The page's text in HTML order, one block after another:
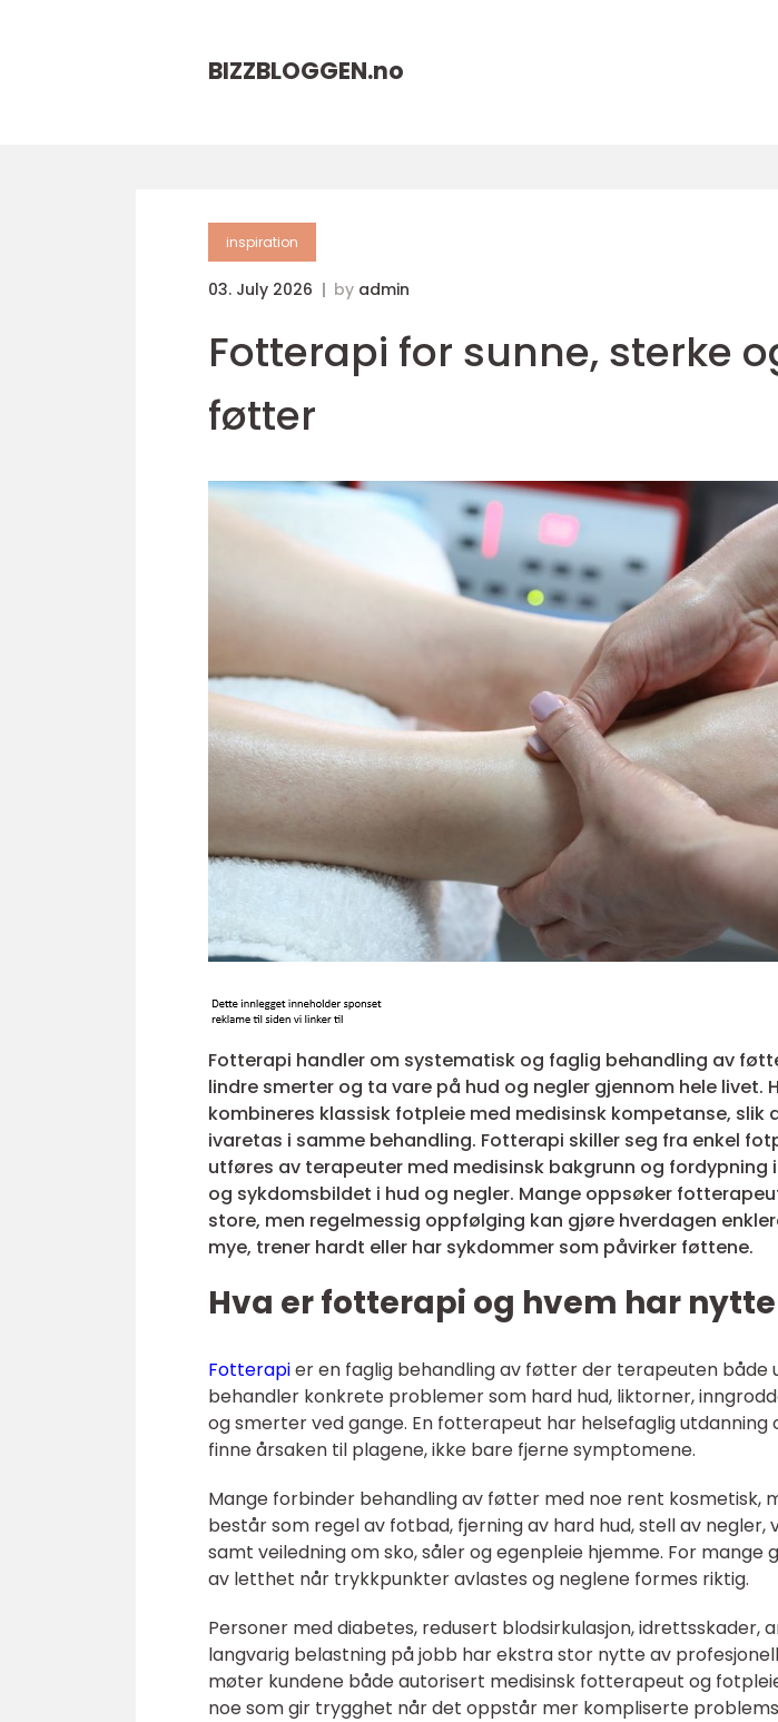
BIZZBLOGGEN.no
inspiration
03. July 2026 by admin
Fotterapi for sunne, sterke
føtter
Fotterapi handler om systematisk og faglig behandling av
lindre smerter og ta vare på hud og negler gjennom hele livet.
kombineres klassisk fotpleie med medisinsk kompetanse, slik
ivaretas i samme behandling. Fotterapi skiller seg fra enkel
utføres av terapeuter med medisinsk bakgrunn og
og sykdomsbildet i hud og negler. Mange oppsøker
store, men regelmessig oppfølging kan gjøre hverdagen
mye, trener hardt eller har sykdommer som påvirker føttene.
Hva er fotterapi og hvem har
Fotterapier en faglig behandling av føtter der terapeuten både
behandler konkrete problemer som hard hud, liktorner,
og smerter ved gange. En fotterapeut har helsefaglig
finne årsaken til plagene, ikke bare fjerne symptomene.
Mange forbinder behandling av føtter med noe rent kosmetisk,
består som regel av fotbad, fjerning av hard hud, stell av negler,
samt veiledning om sko, såler og egenpleie hjemme. For
av letthet når trykkpunkter avlastes og neglene formes riktig.
Personer med diabetes, redusert blodsirkulasjon, idrettsskader,
langvarig belastning på jobb har ekstra stor nytte av profesjonell
møter kundene både autorisert medisinsk fotterapeut og
noe som gir trygghet når det oppstår mer kompliserte